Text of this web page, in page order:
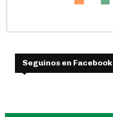
Seguinos en Facebook